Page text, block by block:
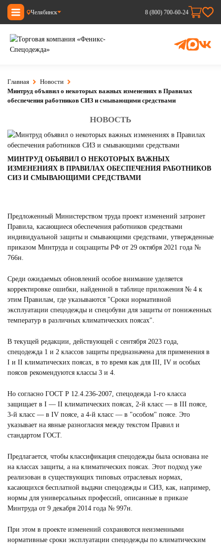
Челябинск 8 (800) 700-60-24
Главная
Новости
Минтруд объявил о некоторых важных изменениях в Правилах
обеспечения работников СИЗ и смывающими средствами
НОВОСТЬ
МИНТРУД ОБЪЯВИЛ О НЕКОТОРЫХ ВАЖНЫХ
ИЗМЕНЕНИЯХ В ПРАВИЛАХ ОБЕСПЕЧЕНИЯ РАБОТНИКОВ
СИЗ И СМЫВАЮЩИМИ СРЕДСТВАМИ
Предложенный Министерством труда проект изменений затронет
Правила, касающиеся обеспечения работников средствами
индивидуальной защиты и смывающими средствами, утвержденные
приказом Минтруда и соцзащиты РФ от 29 октября 2021 года №
766н.
Среди ожидаемых обновлений особое внимание уделяется
корректировке ошибки, найденной в таблице приложения № 4 к
этим Правилам, где указываются "Сроки нормативной
эксплуатации спецодежды и спецобуви для защиты от пониженных
температур в различных климатических поясах".
В текущей редакции, действующей с сентября 2023 года,
спецодежда 1 и 2 классов защиты предназначена для применения в
I и II климатических поясах, в то время как для III, IV и особых
поясов рекомендуются классы 3 и 4.
Но согласно ГОСТ Р 12.4.236-2007, спецодежда 1-го класса
защищает в I — II климатических поясах, 2-й класс — в III поясе,
3-й класс — в IV поясе, а 4-й класс — в "особом" поясе. Это
указывает на явные разногласия между текстом Правил и
стандартом ГОСТ.
Предлагается, чтобы классификация спецодежды была основана не
на классах защиты, а на климатических поясах. Этот подход уже
реализован в существующих типовых отраслевых нормах,
касающихся бесплатной выдачи спецодежды и СИЗ, как, например,
нормы для универсальных профессий, описанные в приказе
Минтруда от 9 декабря 2014 года № 997н.
При этом в проекте изменений сохраняются неизменными
нормативные сроки эксплуатации спецодежды по климатическим